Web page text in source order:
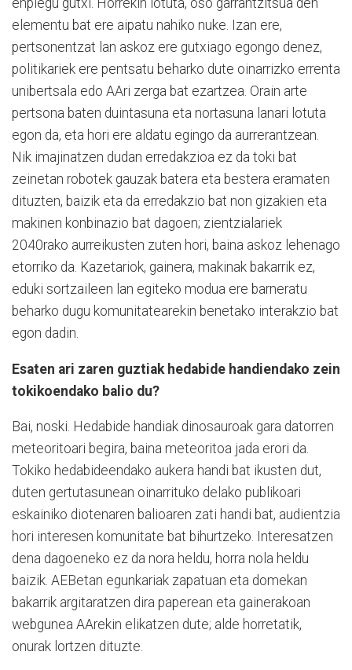
enplegu gutxi. Horrekin lotuta, oso garrantzitsua den
elementu bat ere aipatu nahiko nuke. Izan ere,
pertsonentzat lan askoz ere gutxiago egongo denez,
politikariek ere pentsatu beharko dute oinarrizko errenta
unibertsala edo AAri zerga bat ezartzea. Orain arte
pertsona baten duintasuna eta nortasuna lanari lotuta
egon da, eta hori ere aldatu egingo da aurrerantzean.
Nik imajinatzen dudan erredakzioa ez da toki bat
zeinetan robotek gauzak batera eta bestera eramaten
dituzten, baizik eta da erredakzio bat non gizakien eta
makinen konbinazio bat dagoen; zientzialariek
2040rako aurreikusten zuten hori, baina askoz lehenago
etorriko da. Kazetariok, gainera, makinak bakarrik ez,
eduki sortzaileen lan egiteko modua ere barneratu
beharko dugu komunitatearekin benetako interakzio bat
egon dadin.
Esaten ari zaren guztiak hedabide handiendako zein
tokikoendako balio du?
Bai, noski. Hedabide handiak dinosauroak gara datorren
meteoritoari begira, baina meteoritoa jada erori da.
Tokiko hedabideendako aukera handi bat ikusten dut,
duten gertutasunean oinarrituko delako publikoari
eskainiko diotenaren balioaren zati handi bat, audientzia
hori interesen komunitate bat bihurtzeko. Interesatzen
dena dagoeneko ez da nora heldu, horra nola heldu
baizik. AEBetan egunkariak zapatuan eta domekan
bakarrik argitaratzen dira paperean eta gainerakoan
webgunea AArekin elikatzen dute; alde horretatik,
onurak lortzen dituzte.